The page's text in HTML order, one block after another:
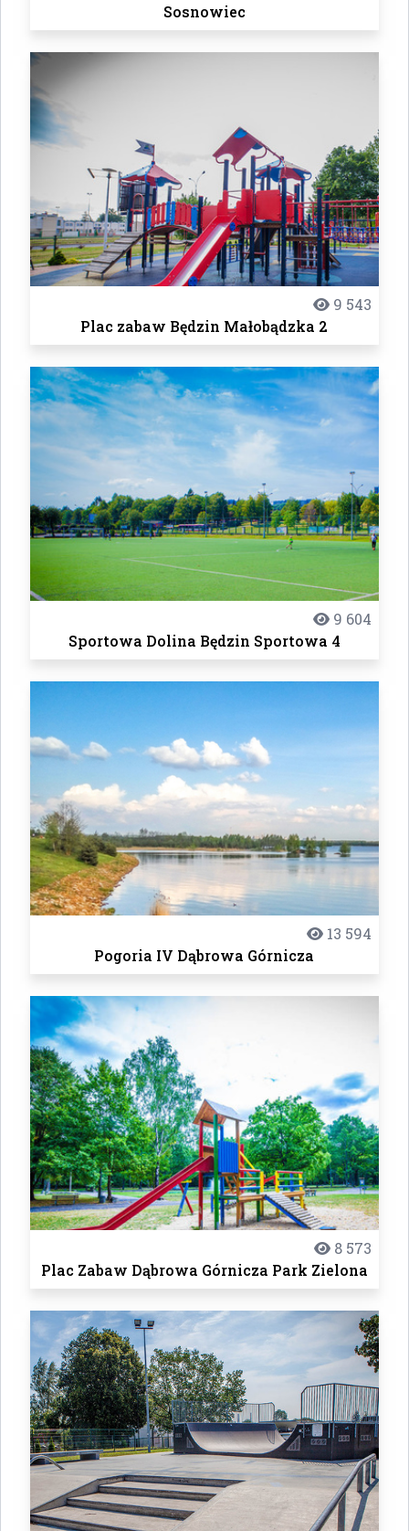
Sosnowiec
9 543
Plac zabaw Będzin Małobądzka 2
9 604
Sportowa Dolina Będzin Sportowa 4
13 594
Pogoria IV Dąbrowa Górnicza
8 573
Plac Zabaw Dąbrowa Górnicza Park Zielona